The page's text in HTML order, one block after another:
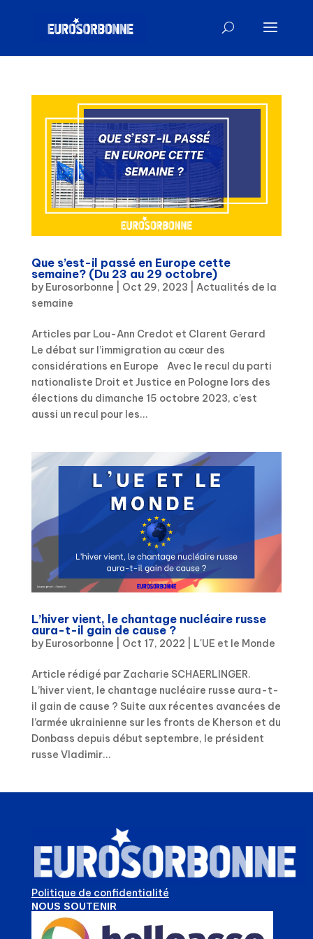
Que s’est-il passé en Europe cette
semaine? (Du 23 au 29 octobre)
by Eurosorbonne Oct 29, 2023
Actualités de la
semaine
Articles par Lou-Ann Credot et Clarent Gerard
Le débat sur l’immigration au cœur des
considérations en Europe Avec le recul du parti
nationaliste Droit et Justice en Pologne lors des
élections du dimanche 15 octobre 2023, c’est
aussi un recul pour les...
L’hiver vient, le chantage nucléaire russe
aura-t-il gain de cause ?
by Eurosorbonne Oct 17, 2022 L'UE et le Monde
Article rédigé par Zacharie SCHAERLINGER.
L’hiver vient, le chantage nucléaire russe aura-t-
il gain de cause ? Suite aux récentes avancées de
l’armée ukrainienne sur les fronts de Kherson et du
Donbass depuis début septembre, le président
russe Vladimir...
Politique de confidentialité
NOUS SOUTENIR